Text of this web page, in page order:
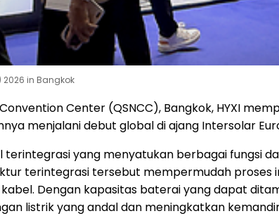
2026 in Bangkok
Center (QSNCC), Bangkok, HYXI
menjalani debut global di ajang Intersolar
terintegrasi yang menyatukan berbagai fungsi
terintegrasi tersebut mempermudah proses
Dengan kapasitas baterai yang dapat
listrik yang andal dan meningkatkan